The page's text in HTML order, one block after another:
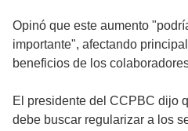
Opinó que este aumento
importante", afectando
beneficios de los
El presidente del CCPBC dijo
debe buscar regularizar a los